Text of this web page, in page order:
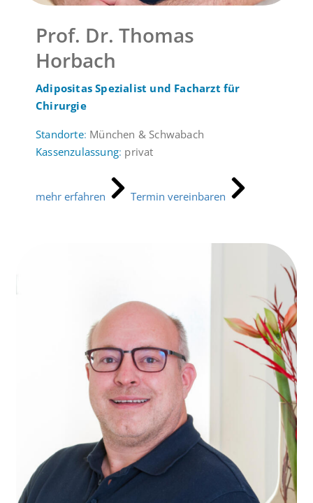
Prof. Dr. Thomas
Horbach
Adipositas Spezialist und Facharzt für
Chirurgie
Standorte: München & Schwabach
Kassenzulassung: privat
mehr erfahren Termin vereinbaren